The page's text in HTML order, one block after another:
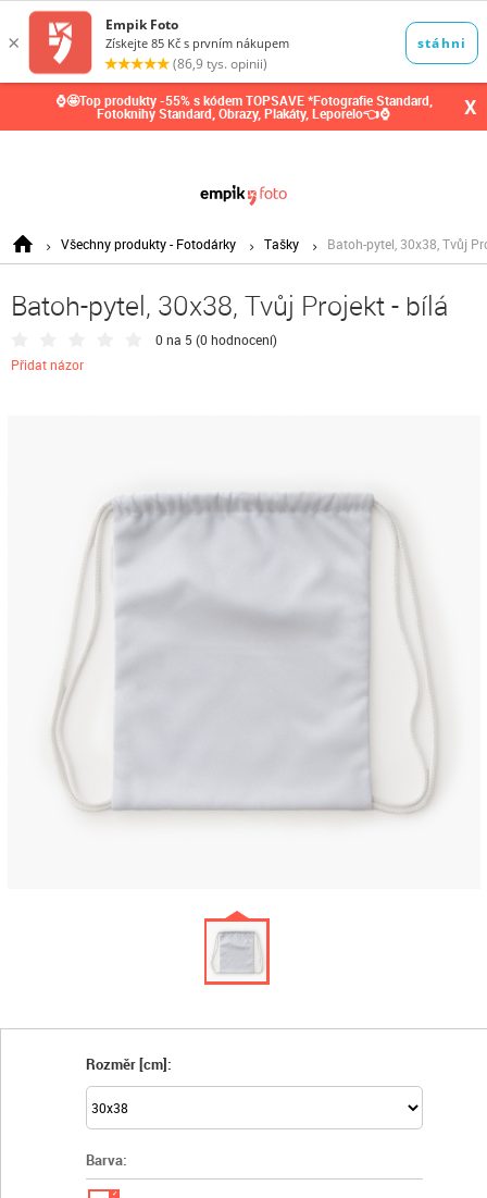
⌚🤩Top produkty -55% s kódem TOPSAVE *Fotografie Standard,
Fotoknihy Standard, Obrazy, Plakáty, Leporelo👈⌚ X
Všechny produkty - Fotodárky Tašky Batoh-pytel, 30x38, Tvůj
Batoh-pytel, 30x38, Tvůj Projekt - bílá
0 na 5 (0 hodnocení)
Přidat názor
Rozměr [cm]:
Barva:
✓